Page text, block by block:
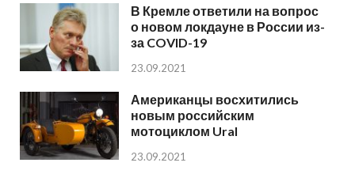
В Кремле ответили на вопрос
о новом локдауне в России из-
за COVID-19
23.09.2021
Американцы восхитились
новым российским
мотоциклом Ural
23.09.2021